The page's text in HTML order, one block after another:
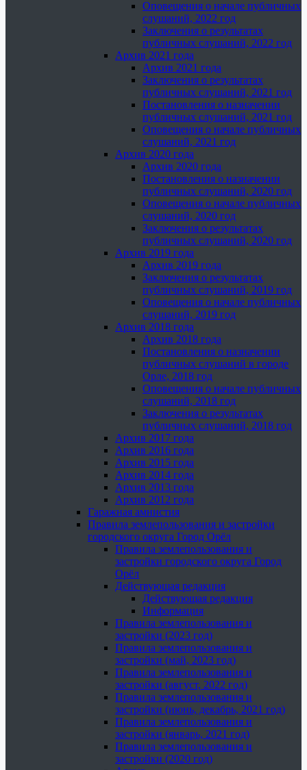
Оповещения о начале публичных
слушаний, 2022 год
Заключения о результатах
публичных слушаний, 2022 год
Архив 2021 года
Архив 2021 года
Заключения о результатах
публичных слушаний, 2021 год
Постановления о назначении
публичных слушаний, 2021 год
Оповещения о начале публичных
слушаний, 2021 год
Архив 2020 года
Архив 2020 года
Постановления о назначении
публичных слушаний, 2020 год
Оповещения о начале публичных
слушаний, 2020 год
Заключения о результатах
публичных слушаний, 2020 год
Архив 2019 года
Архив 2019 года
Заключения о результатах
публичных слушаний, 2019 год
Оповещения о начале публичных
слушаний, 2019 год
Архив 2018 года
Архив 2018 года
Постановления о назначении
публичных слушаний в городе
Орле, 2018 год
Оповещения о начале публичных
слушаний, 2018 год
Заключения о результатах
публичных слушаний, 2018 год
Архив 2017 года
Архив 2016 года
Архив 2015 года
Архив 2014 года
Архив 2013 года
Архив 2012 года
Гаражная амнистия
Правила землепользования и застройки
городского округа Город Орёл
Правила землепользования и
застройки городского округа Город
Орёл
Действующая редакция
Действующая редакция
Информация
Правила землепользования и
застройки (2023 год)
Правила землепользования и
застройки (май, 2023 год)
Правила землепользования и
застройки (август, 2022 год)
Правила землепользования и
застройки (июнь, декабрь, 2021 год)
Правила землепользования и
застройки (январь, 2021 год)
Правила землепользования и
застройки (2020 год)